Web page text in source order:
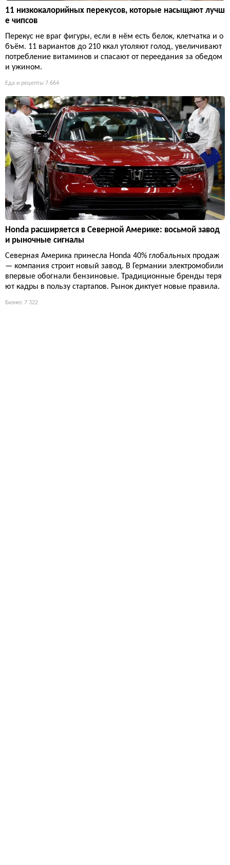
11 низкокалорийных перекусов, которые насыщают лучш
е чипсов
Перекус не враг фигуры, если в нём есть белок, клетчатка и о
бъём. 11 вариантов до 210 ккал утоляют голод, увеличивают
потребление витаминов и спасают от переедания за обедом
и ужином.
Еда и рецепты 7 664
Honda расширяется в Северной Америке: восьмой завод
и рыночные сигналы
Северная Америка принесла Honda 40% глобальных продаж
— компания строит новый завод. В Германии электромобили
впервые обогнали бензиновые. Традиционные бренды теря
ют кадры в пользу стартапов. Рынок диктует новые правила.
Бизнес 7 322